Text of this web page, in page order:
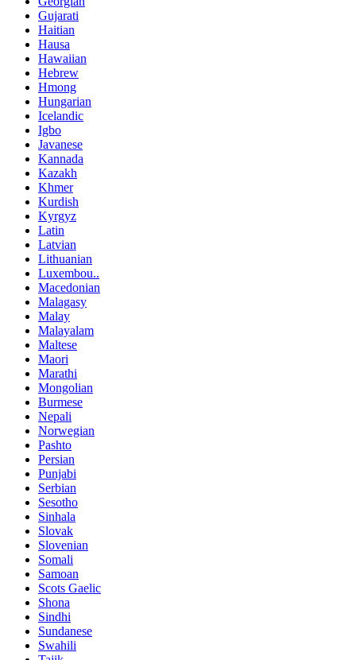
Gujarati
Haitian
Hausa
Hawaiian
Hebrew
Hmong
Hungarian
Icelandic
Igbo
Javanese
Kannada
Kazakh
Khmer
Kurdish
Kyrgyz
Latin
Latvian
Lithuanian
Luxembou..
Macedonian
Malagasy
Malay
Malayalam
Maltese
Maori
Marathi
Mongolian
Burmese
Nepali
Norwegian
Pashto
Persian
Punjabi
Serbian
Sesotho
Sinhala
Slovak
Slovenian
Somali
Samoan
Scots Gaelic
Shona
Sindhi
Sundanese
Swahili